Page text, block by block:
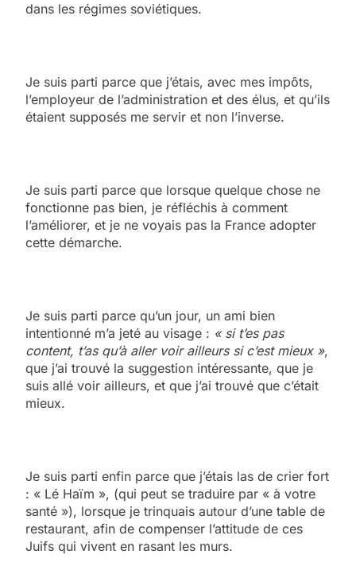
dans les régimes soviétiques.
Je suis parti parce que j’étais, avec mes impôts,
l’employeur de l’administration et des élus, et qu’ils
étaient supposés me servir et non l’inverse.
Je suis parti parce que lorsque quelque chose ne
fonctionne pas bien, je réfléchis à comment
l’améliorer, et je ne voyais pas la France adopter
cette démarche.
Je suis parti parce qu’un jour, un ami bien
intentionné m’a jeté au visage : « si t’es pas
content, t’as qu’à aller voir ailleurs si c’est mieux »,
que j’ai trouvé la suggestion intéressante, que je
suis allé voir ailleurs, et que j’ai trouvé que c’était
mieux.
Je suis parti enfin parce que j’étais las de crier fort
: « Lé Haïm », (qui peut se traduire par « à votre
santé »), lorsque je trinquais autour d’une table de
restaurant, afin de compenser l’attitude de ces
Juifs qui vivent en rasant les murs.